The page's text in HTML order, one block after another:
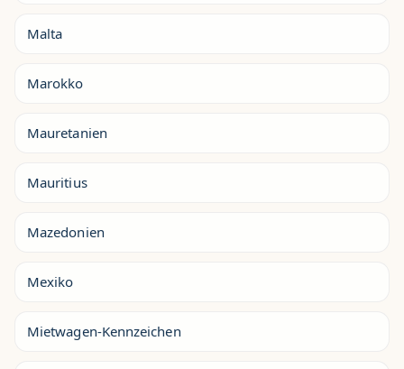
Malta
Marokko
Mauretanien
Mauritius
Mazedonien
Mexiko
Mietwagen-Kennzeichen